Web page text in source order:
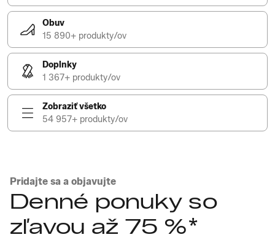
Obuv
15 890+ produkty/ov
Doplnky
1 367+ produkty/ov
Zobraziť všetko
54 957+ produkty/ov
Pridajte sa a objavujte
Denné ponuky so
zľavou až 75 %*